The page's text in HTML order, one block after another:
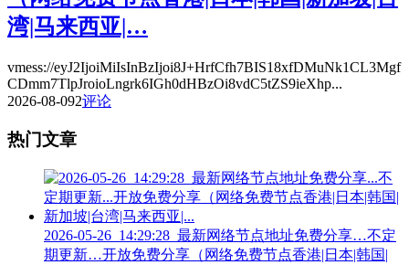
湾|马来西亚|…
vmess://eyJ2IjoiMiIsInBzIjoi8J+HrfCfh7BIS18xfDMuNk1CL3Mgf
CDmm7TlpJroioLngrk6IGh0dHBzOi8vdC5tZS9ieXhp...
2026-08-092评论
热门文章
2026-05-26_14:29:28_最新网络节点地址免费分享…不定
期更新…开放免费分享（网络免费节点香港|日本|韩国|